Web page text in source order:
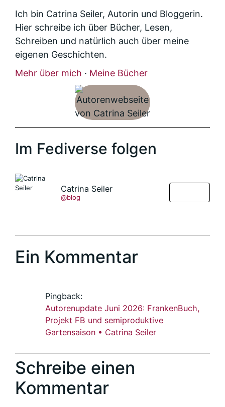
Ich bin Catrina Seiler, Autorin und Bloggerin.
Hier schreibe ich über Bücher, Lesen,
Schreiben und natürlich auch über meine
eigenen Geschichten.
Mehr über mich · Meine Bücher
Im Fediverse folgen
Catrina Seiler
@blog
Ein Kommentar
Pingback:
Autorenupdate Juni 2026: FrankenBuch,
Projekt FB und semiproduktive
Gartensaison • Catrina Seiler
Schreibe einen
Kommentar